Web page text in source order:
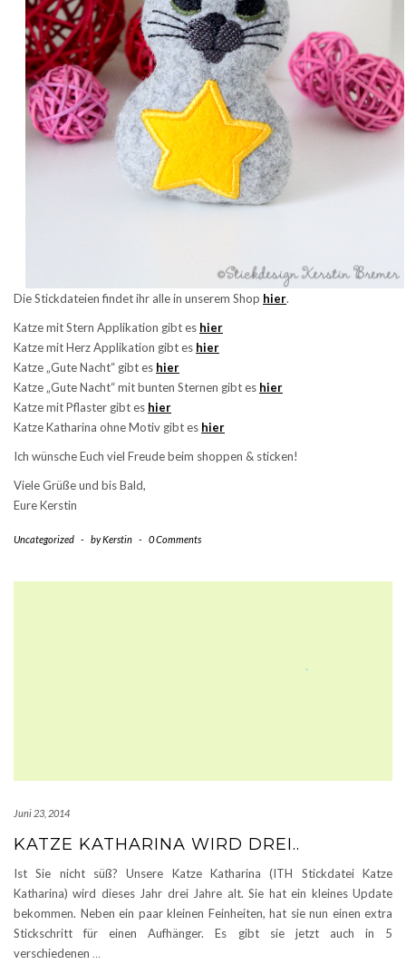
Die Stickdateien findet ihr alle in unserem Shop hier.
Katze mit Stern Applikation gibt es hier
Katze mit Herz Applikation gibt es hier
Katze „Gute Nacht“ gibt es hier
Katze „Gute Nacht“ mit bunten Sternen gibt es hier
Katze mit Pflaster gibt es hier
Katze Katharina ohne Motiv gibt es hier
Ich wünsche Euch viel Freude beim shoppen & sticken!
Viele Grüße und bis Bald,
Eure Kerstin
Uncategorized - byKerstin - 0 Comments
Juni 23, 2014
KATZE KATHARINA WIRD DREI..
Ist Sie nicht süß? Unsere Katze Katharina (ITH Stickdatei Katze
Katharina) wird dieses Jahr drei Jahre alt. Sie hat ein kleines Update
bekommen. Neben ein paar kleinen Feinheiten, hat sie nun einen extra
Stickschritt für einen Aufhänger. Es gibt sie jetzt auch in 5
verschiedenen …